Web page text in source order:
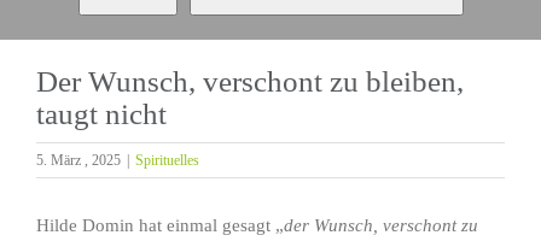
Der Wunsch, verschont zu bleiben,
taugt nicht
5. März , 2025 Spirituelles
Hilde Domin hat einmal gesagt „der Wunsch, verschont zu